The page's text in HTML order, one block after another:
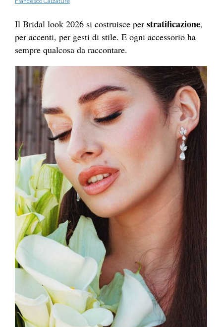
Il Bridal look 2026 si costruisce per stratificazione,
per accenti, per gesti di stile. E ogni accessorio ha
sempre qualcosa da raccontare.